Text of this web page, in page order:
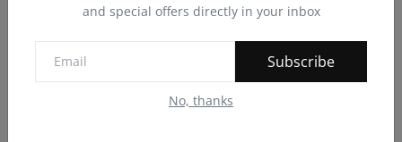
and special offers directly in your inbox
Subscribe
No, thanks